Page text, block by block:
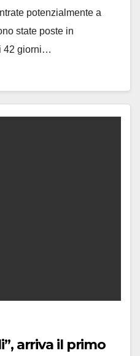
potenzialmente a
state poste in
42 giorni…
arriva il primo